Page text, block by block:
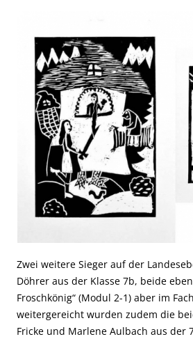
Zwei weitere Sieger auf der
Döhrer aus der Klasse 7b, beide
Froschkönig“ (Modul 2-1) aber im
weitergereicht wurden zudem die
Fricke und Marlene Aulbach aus